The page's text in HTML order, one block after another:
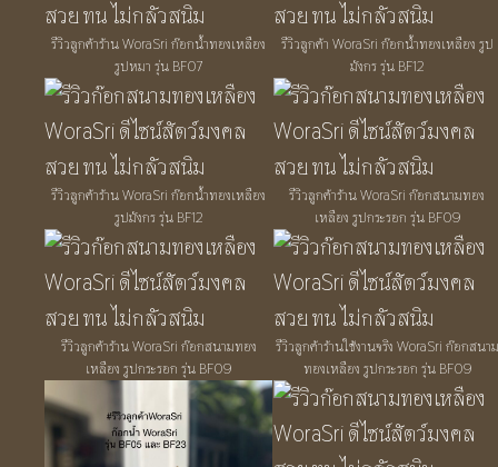
รีวิวลูกค้าร้าน WoraSri ก๊อกน้ำทองเหลือง
รูปหมา รุ่น BF07
รีวิวลูกค้า WoraSri ก๊อกน้ำทองเหลือง รูป
มังกร รุ่น BF12
รีวิวลูกค้าร้าน WoraSri ก๊อกน้ำทองเหลือง
รูปมังกร รุ่น BF12
รีวิวลูกค้าร้าน WoraSri ก๊อกสนามทอง
เหลือง รูปกระรอก รุ่น BF09
รีวิวลูกค้าร้าน WoraSri ก๊อกสนามทอง
เหลือง รูปกระรอก รุ่น BF09
รีวิวลูกค้าร้านใช้งานจริง WoraSri ก๊อกสนาม
ทองเหลือง รูปกระรอก รุ่น BF09